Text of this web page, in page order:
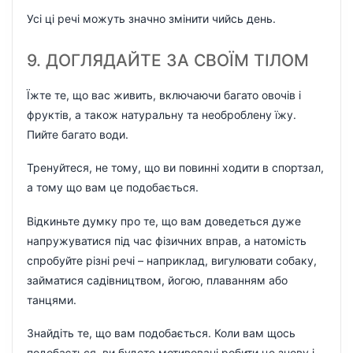
Усі ці речі можуть значно змінити чийсь день.
9. ДОГЛЯДАЙТЕ ЗА СВОЇМ ТІЛОМ
Їжте те, що вас живить, включаючи багато овочів і
фруктів, а також натуральну та необроблену їжу.
Пийте багато води.
Тренуйтеся, не тому, що ви повинні ходити в спортзал,
а тому що вам це подобається.
Відкиньте думку про те, що вам доведеться дуже
напружуватися під час фізичних вправ, а натомість
спробуйте різні речі – наприклад, вигулювати собаку,
займатися садівництвом, йогою, плаванням або
танцями.
Знайдіть те, що вам подобається. Коли вам щось